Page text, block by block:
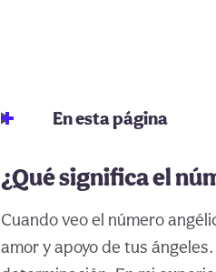
En esta página
¿Qué significa el
Cuando veo el número
amor y apoyo de tus